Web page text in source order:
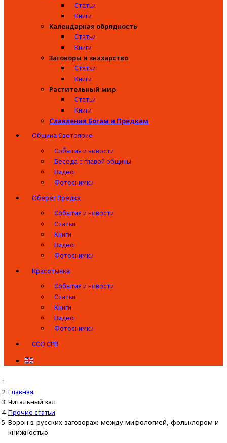
Статьи
Книги
Календарная обрядность
Статьи
Книги
Заговоры и знахарство
Статьи
Книги
Растительный мир
Статьи
Книги
Славления Богам и Предкам
Община Светоярие
События и новости
Беседа с главой общины
Видео
Фотоснимки
Оберег Предка
События и новости
Статьи
Книги
Видео
Фотоснимки
Красотынка
События и новости
Статьи
Книги
Видео
Фотоснимки
ССО СРВ
Главная
Читальный зал
Прочие статьи
Ворон в русских заговорах: между мифологией, фольклором и
книжностью